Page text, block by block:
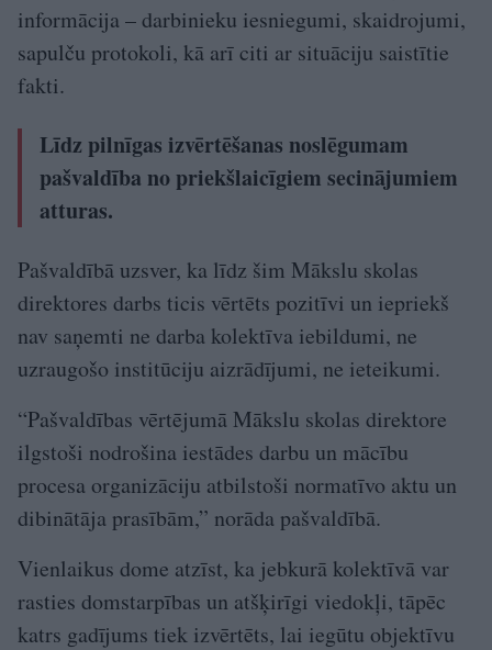
informācija – darbinieku iesniegumi, skaidrojumi,
sapulču protokoli, kā arī citi ar situāciju saistītie
fakti.
Līdz pilnīgas izvērtēšanas noslēgumam
pašvaldība no priekšlaicīgiem secinājumiem
atturas.
Pašvaldībā uzsver, ka līdz šim Mākslu skolas
direktores darbs ticis vērtēts pozitīvi un iepriekš
nav saņemti ne darba kolektīva iebildumi, ne
uzraugošo institūciju aizrādījumi, ne ieteikumi.
“Pašvaldības vērtējumā Mākslu skolas direktore
ilgstoši nodrošina iestādes darbu un mācību
procesa organizāciju atbilstoši normatīvo aktu un
dibinātāja prasībām,” norāda pašvaldībā.
Vienlaikus dome atzīst, ka jebkurā kolektīvā var
rasties domstarpības un atšķirīgi viedokļi, tāpēc
katrs gadījums tiek izvērtēts, lai iegūtu objektīvu